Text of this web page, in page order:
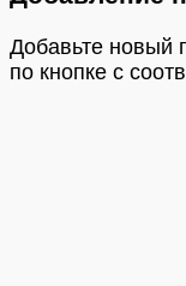
Добавьте новый
по кнопке с